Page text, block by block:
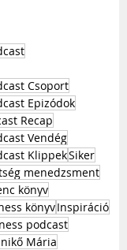
Csoport
Epizódok
Recap
Vendég
KlippekSiker
menedzsment
könyv
könyvInspiráció
podcast
Mária